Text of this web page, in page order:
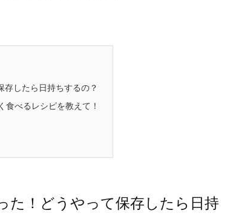
存したら日持ちするの？
べるレシピを教えて！
た！どうやって保存したら日持